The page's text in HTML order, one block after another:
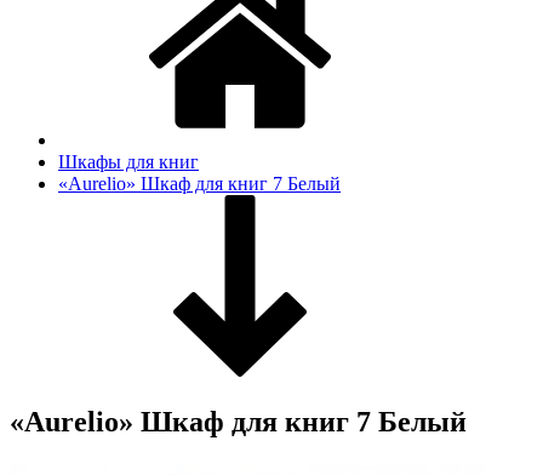
Шкафы для книг
«Aurelio» Шкаф для книг 7 Белый
«Aurelio» Шкаф для книг 7 Белый